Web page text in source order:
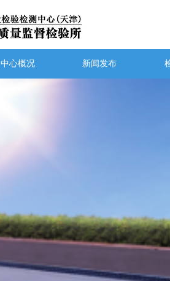
中心概况 新闻发布